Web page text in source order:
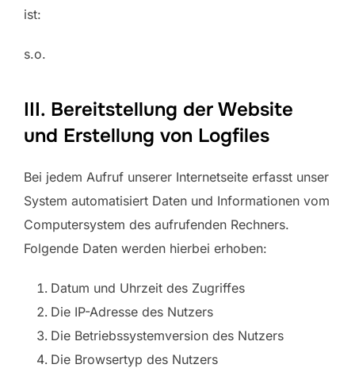
ist:
s.o.
III. Bereitstellung der Website
und Erstellung von Logfiles
Bei jedem Aufruf unserer Internetseite erfasst unser
System automatisiert Daten und Informationen vom
Computersystem des aufrufenden Rechners.
Folgende Daten werden hierbei erhoben:
Datum und Uhrzeit des Zugriffes
Die IP-Adresse des Nutzers
Die Betriebssystemversion des Nutzers
Die Browsertyp des Nutzers